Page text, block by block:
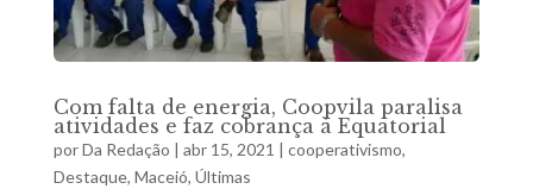
Com falta de energia, Coopvila paralisa
atividades e faz cobrança à Equatorial
porDa Redação | abr 15, 2021 | cooperativismo,
Destaque, Maceió, Últimas